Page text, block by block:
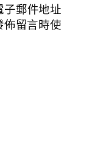
郵件地址
留言時使